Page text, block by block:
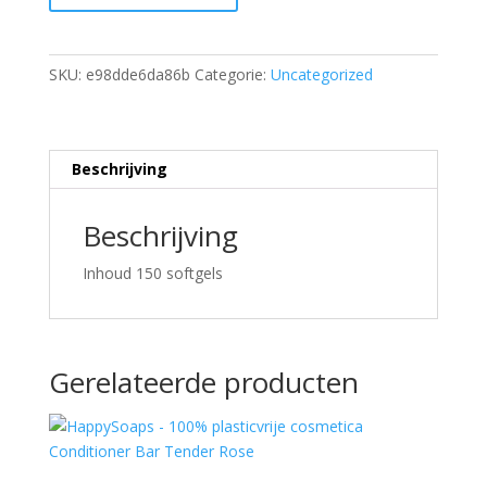
SKU: e98dde6da86b Categorie: Uncategorized
Beschrijving
Beschrijving
Inhoud 150 softgels
Gerelateerde producten